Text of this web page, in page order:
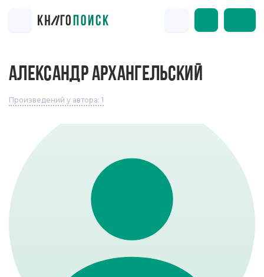
АЛЕКСАНДР АРХАНГЕЛЬСКИЙ
Произведений у автора: 1